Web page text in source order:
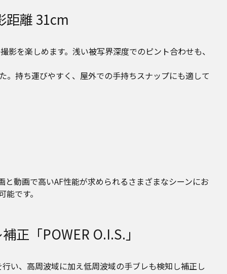
距離 31cm
を楽しめます。浅い被写界深度でのピント合わせも、
。持ち運びやすく、屋外での手持ちスナップにも適して
動画で高いAF性能が求められるさまざまなシーンにお
です。
正「POWER O.I.S.」
い、高周波域に加え低周波域の手ブレも検知し補正し